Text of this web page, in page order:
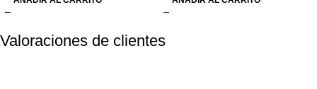
Valoraciones de clientes